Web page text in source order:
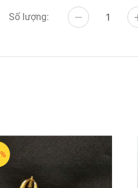
Số lượng: